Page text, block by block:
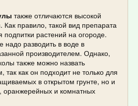
также отличаются высокой
Как правило, такой вид препарата
подпитки растений на огороде.
надо разводить в воде в
производителем. Однако,
также можно назвать
так как он подходит не только для
в открытом грунте, но и
оранжерейных и комнатных